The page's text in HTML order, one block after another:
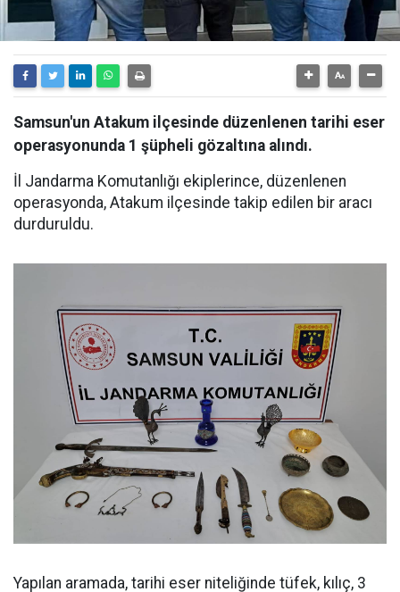
Samsun'un Atakum ilçesinde düzenlenen tarihi eser
operasyonunda 1 şüpheli gözaltına alındı.
İl Jandarma Komutanlığı ekiplerince, düzenlenen
operasyonda, Atakum ilçesinde takip edilen bir aracı
durduruldu.
Yapılan aramada, tarihi eser niteliğinde tüfek, kılıç, 3